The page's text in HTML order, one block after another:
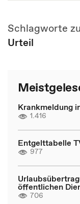
Schlagworte
Urteil
Krankmeldung
1.416
Entgelttabelle
977
öffentlichen
706